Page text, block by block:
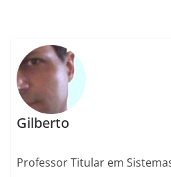
Gilberto
Professor Titular em